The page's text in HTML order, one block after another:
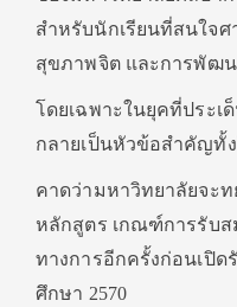
สำหรับนักเรียนที่สนใจ
สุขภาพจิต และการพัฒ
โดยเฉพาะในยุคที่ประ
กลายเป็นหัวข้อสำคัญทั้
คาดว่ามหาวิทยาลัยจะท
หลักสูตร เกณฑ์การรับส
ทางการอีกครั้งก่อนเปิ
ศึกษา 2570